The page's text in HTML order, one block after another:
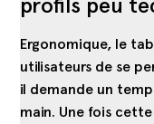
Ergonomique, le
utilisateurs de se
il demande un
main. Une fois